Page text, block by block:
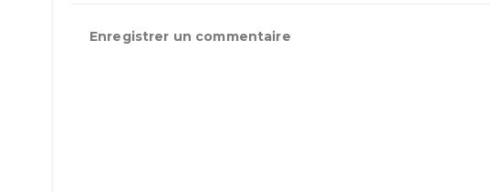
Enregistrer un commentaire